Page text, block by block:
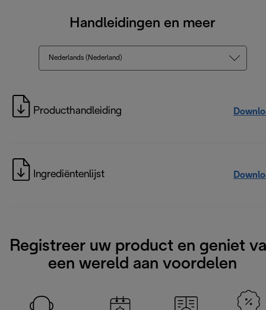
Handleidingen en meer
Nederlands (Nederland)
Producthandleiding
Ingrediëntenlijst
Registreer uw product en geniet
een wereld aan voordelen